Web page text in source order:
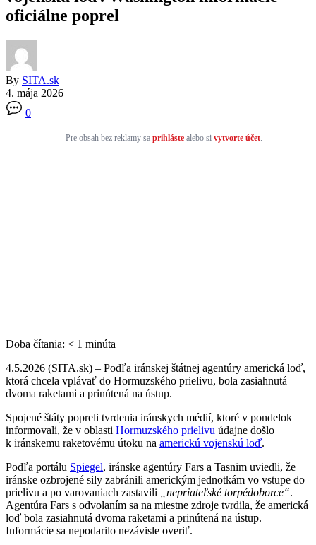
oficiálne poprel
By SITA.sk
4. mája 2026
0
Pre obsah bez reklamy sa prihlástealebo si vytvorte účet.
Doba čítania: < 1 minúta
4.5.2026 (SITA.sk) – Podľa iránskej štátnej agentúry americká loď,
ktorá chcela vplávať do Hormuzského prielivu, bola zasiahnutá
dvoma raketami a prinútená na ústup.
Spojené štáty popreli tvrdenia iránskych médií, ktoré v pondelok
informovali, že v oblasti Hormuzského prielivu údajne došlo
k iránskemu raketovému útoku na americkú vojenskú loď.
Podľa portálu Spiegel, iránske agentúry Fars a Tasnim uviedli, že
iránske ozbrojené sily zabránili americkým jednotkám vo vstupe do
prielivu a po varovaniach zastavili
„nepriateľské torpédoborce“.
Agentúra Fars s odvolaním sa na miestne zdroje tvrdila, že americká
loď bola zasiahnutá dvoma raketami a prinútená na ústup.
Informácie sa nepodarilo nezávisle overiť.